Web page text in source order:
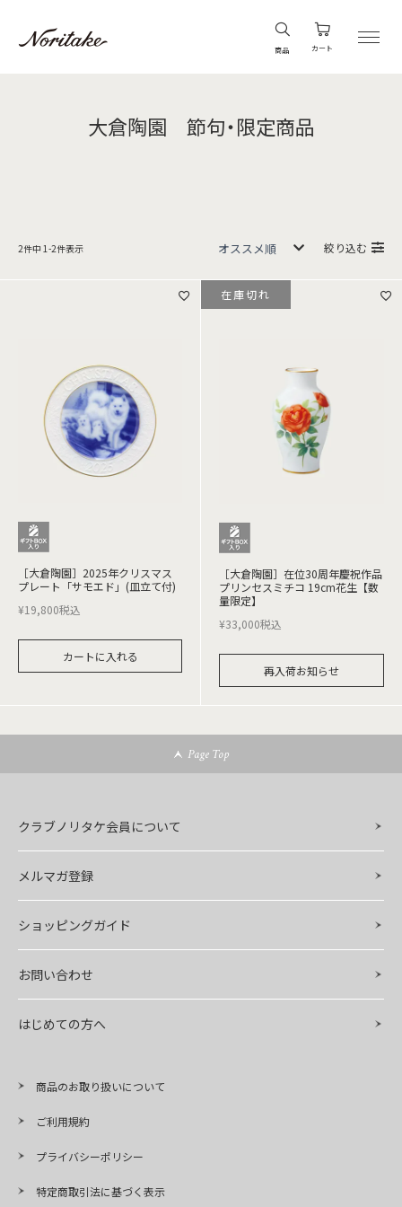
商品 カート
大倉陶園 節句・限定商品
2件中 1 -2件表示 絞り込む
［大倉陶園］2025年クリスマス
プレート「サモエド」(皿立て付)
¥19,800税込
カートに入れる
［大倉陶園］在位30周年慶祝作品
プリンセスミチコ 19cm花生【数
量限定】
¥33,000税込
再入荷お知らせ
在庫切れ
Page Top
クラブノリタケ会員について
メルマガ登録
ショッピングガイド
お問い合わせ
はじめての方へ
商品のお取り扱いについて
ご利用規約
プライバシーポリシー
特定商取引法に基づく表示